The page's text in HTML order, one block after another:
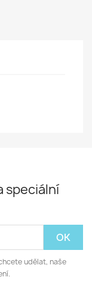
speciální
udělat, naše